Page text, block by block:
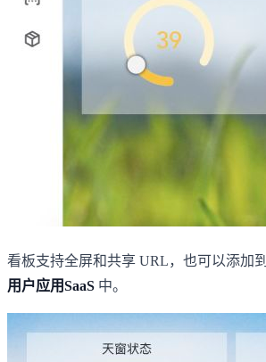
看板支持全屏和共享 URL，也可以添加到
用户应用SaaS 中。